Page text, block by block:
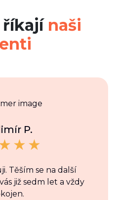
říkají naši
P.
Těším se na další
již sedm let a vždy